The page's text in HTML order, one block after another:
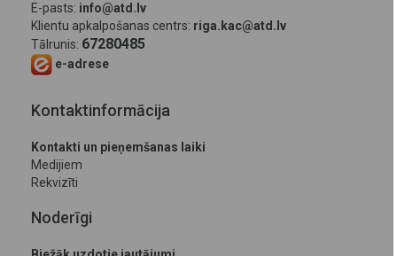
E-pasts: info@atd.lv
Klientu apkalpošanas centrs: riga.kac@atd.lv
Tālrunis: 67280485
e-adrese
Kontaktinformācija
Kontakti un pieņemšanas laiki
Medijiem
Rekvizīti
Noderīgi